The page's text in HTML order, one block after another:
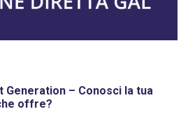
Generation – Conosci la tua
offre?